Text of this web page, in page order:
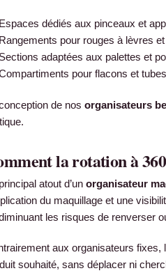
Espaces dédiés aux pinceaux et
Rangements pour rouges à lèvres
Sections adaptées aux palettes et
pour flacons et tubes
de nos organisateurs
la rotation à
atout d’un organisateur
du maquillage et une
les risques de renverser
aux organisateurs fixes,
souhaité, sans déplacer ni